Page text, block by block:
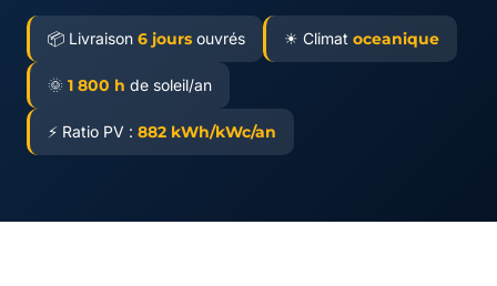
📦 Livraison 6 jours ouvrés ☀ Climat oceanique
🌞 1 800 h de soleil/an
⚡ Ratio PV : 882 kWh/kWc/an